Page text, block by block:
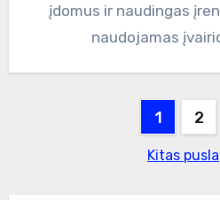
įdomus ir naudingas
naudojamas
puslapiavimas
1 2
Kitas